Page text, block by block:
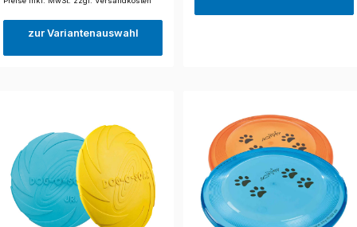
zur Variantenauswahl